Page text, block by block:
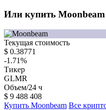
Или купить
Текущая стоимость
$ 0.38771
-1.71%
Тикер
GLMR
Объем/24 ч
$ 9 488 408
Купить Moonbeam Все